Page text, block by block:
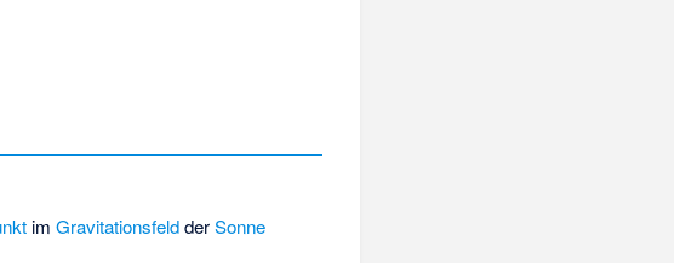
im GravitationsfeldderSonne